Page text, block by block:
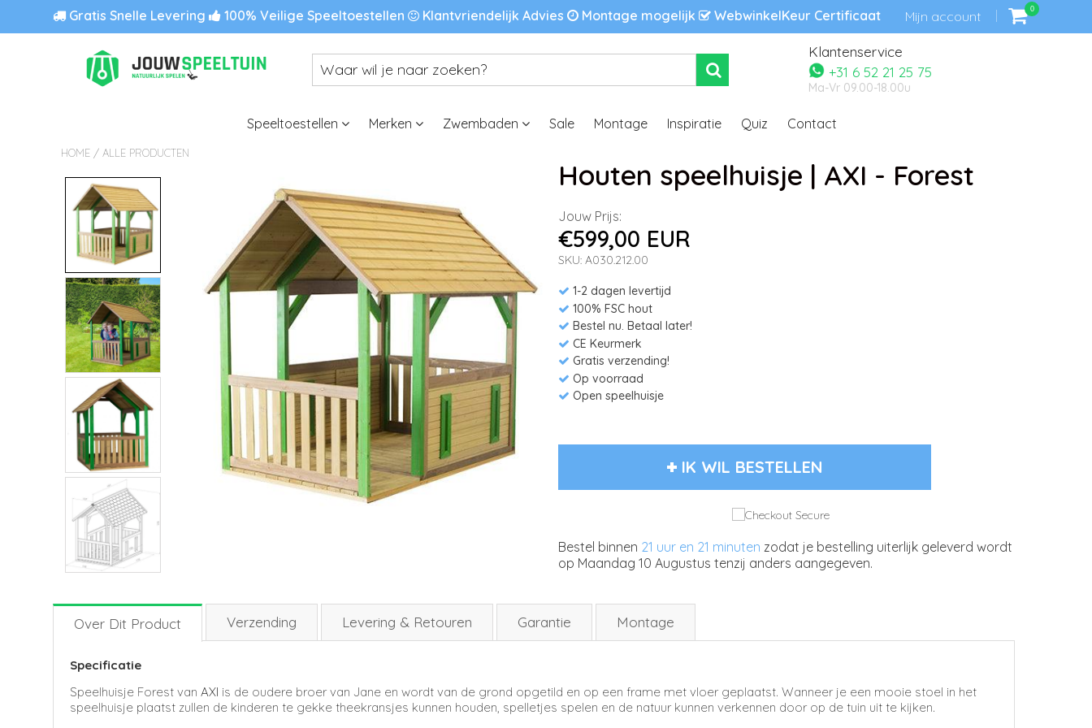
Gratis Snelle Levering 100% Veilige Speeltoestellen Klantvriendelijk Advies Montage mogelijk WebwinkelKeur Certificaat Mijn account 0
Klantenservice
+31 6 52 21 25 75
Ma-Vr 09.00-18.00u
Speeltoestellen Merken Zwembaden Sale Montage Inspiratie Quiz Contact
HOME / ALLE PRODUCTEN
Houten speelhuisje | AXI - Forest
Jouw Prijs:
€599,00 EUR
SKU: A030.212.00
1-2 dagen levertijd
100% FSC hout
Bestel nu. Betaal later!
CE Keurmerk
Gratis verzending!
Op voorraad
Open speelhuisje
IK WIL BESTELLEN
Bestel binnen 21 uur en 21 minutenzodat je bestelling uiterlijk geleverd wordt
op Maandag 10 Augustus tenzij anders aangegeven.
Over Dit Product Verzending Levering & Retouren Garantie Montage
Specificatie
Speelhuisje Forest van AXI is de oudere broer van Jane en wordt van de grond opgetild en op een frame met vloer geplaatst. Wanneer je een mooie stoel in het
speelhuisje plaatst zullen de kinderen te gekke theekransjes kunnen houden, spelletjes spelen en de natuur kunnen verkennen door op de tuin uit te kijken.